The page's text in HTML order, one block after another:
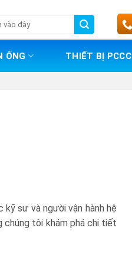
ỐNG THIẾT BỊ PCCC
sư và người vận hành hệ
chúng tôi khám phá chi tiết